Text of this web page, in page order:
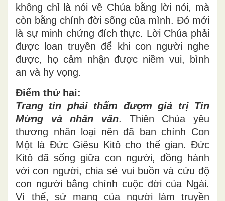
không chỉ là nói về Chúa bằng lời nói, mà
còn bằng chính đời sống của mình. Đó mới
là sự minh chứng đích thực. Lời Chúa phải
được loan truyền để khi con người nghe
được, họ cảm nhận được niềm vui, bình
an và hy vọng.
Điểm thứ hai:
Trang tin phải thấm đượm giá trị Tin
Mừng và nhân văn. Thiên Chúa yêu
thương nhân loại nên đã ban chính Con
Một là Đức Giêsu Kitô cho thế gian. Đức
Kitô đã sống giữa con người, đồng hành
với con người, chia sẻ vui buồn và cứu độ
con người bằng chính cuộc đời của Ngài.
Vì thế, sứ mạng của người làm truyền